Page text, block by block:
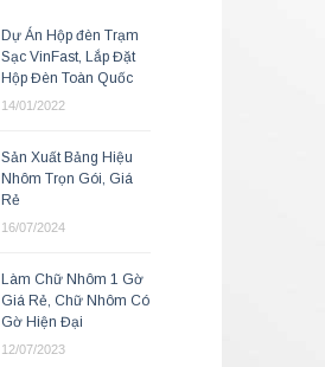
Dự Án Hộp đèn Trạm
Sạc VinFast, Lắp Đặt
Hộp Đèn Toàn Quốc
14/01/2022
Sản Xuất Bảng Hiệu
Nhôm Trọn Gói, Giá
Rẻ
16/07/2024
Làm Chữ Nhôm 1 Gờ
Giá Rẻ, Chữ Nhôm Có
Gờ Hiện Đại
12/07/2023